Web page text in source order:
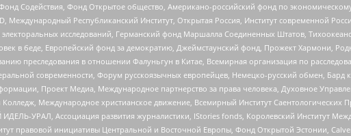
Содействия, Фонд Открытое общество, Американо-российский фонд по
Международный Республиканский Институт, Открытая Россия, Институт современной
исследований, Германский фонд Маршалла Соединенных Штатов,
в беде, Европейский фонд за демократию, Джеймстаунский фонд, Прожект Хармони,
преследования в отношении Фалуньгун в Китае, Всемирная организация по
современности, Форум русскоязычных европейцев, Немецко-русский обмен, Бард
Проект Медиа, Международное партнерство за права человека, Духовное
Международное христианское движение, Всемирный Институт Саентологических
УРАЛ, Ассоциация развития журналистики, IStories fonds, Королевский Институт
правовой инициативы Центральной и Восточной Европы, Фонд Открытой Эстонии,